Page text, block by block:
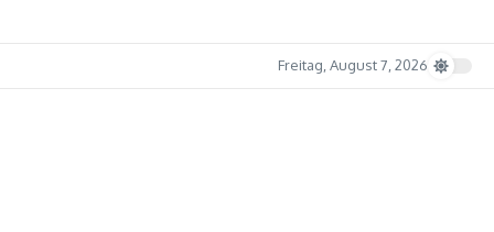
Freitag, August 7, 2026